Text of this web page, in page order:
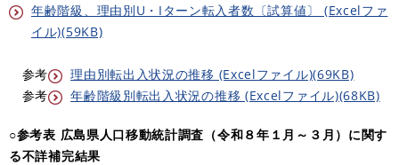
年齢階級、理由別U・Iターン転入者数〔試算値〕 (Excelファ
イル)(59KB)
参考
理由別転出入状況の推移 (Excelファイル)(69KB)
参考
年齢階級別転出入状況の推移 (Excelファイル)(68KB)
○参考表 広島県人口移動統計調査（令和８年１月～３月）に関す
る不詳補完結果